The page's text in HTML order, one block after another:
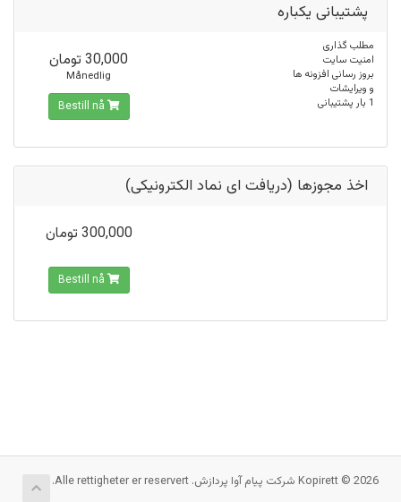
پشتیبانی یکباره
مطلب گذاری
امنیت سایت
بروز رسانی افزونه ها
و ویرایشات
1 بار پشتیبانی
30,000 تومان
Månedlig
اخذ مجوزها (دریافت ای نماد الکترونیکی)
300,000 تومان
Kopirett © 2026 شرکت پیام آوا پردازش. Alle rettigheter er reservert.